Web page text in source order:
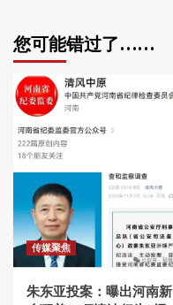
您可能错过了……
传媒聚焦
朱东亚投案：曝出河南新